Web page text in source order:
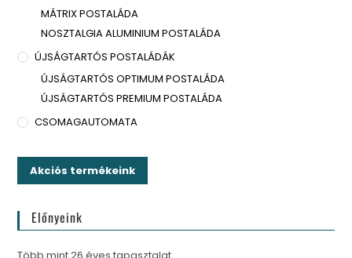
MÁTRIX POSTALÁDA
NOSZTALGIA ALUMINIUM POSTALÁDA
ÚJSÁGTARTÓS POSTALÁDÁK
ÚJSÁGTARTÓS OPTIMUM POSTALÁDA
ÚJSÁGTARTÓS PREMIUM POSTALÁDA
CSOMAGAUTOMATA
Akciós termékeink
Előnyeink
Több mint 26 éves tapasztalat